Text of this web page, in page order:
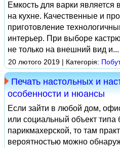
Емкость для варки
на кухне. Качественные и
приготовление
интерьер. При выборе
не только на внешний вид и...
20 лютого 2019 | Категорія:
Печать настольных и
особенности и нюансы
Если зайти в любой дом,
или социальный объект типа
парикмахерской, то там
вероятностью можно